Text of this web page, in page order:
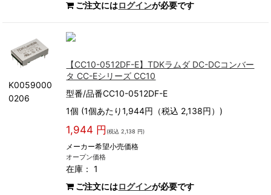
ご注文にはログインが必要です
K0059000
0206
【CC10-0512DF-E】TDKラムダ DC-DCコンバー
タ CC-Eシリーズ CC10
型番/品番CC10-0512DF-E
1個 (1個あたり1,944円（税込 2,138円）)
1,944 円 (税込 2,138 円)
メーカー希望小売価格
オープン価格
在庫： 1
ご注文にはログインが必要です